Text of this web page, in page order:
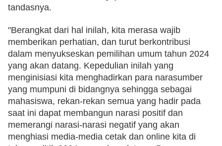
tandasnya.
"Berangkat dari hal inilah, kita merasa wajib
memberikan perhatian, dan turut berkontribusi
dalam menyukseskan pemilihan umum tahun 2024
yang akan datang. Kepedulian inilah yang
menginisiasi kita menghadirkan para narasumber
yang mumpuni di bidangnya sehingga sebagai
mahasiswa, rekan-rekan semua yang hadir pada
saat ini dapat membangun narasi positif dan
memerangi narasi-narasi negatif yang akan
menghiasi media-media cetak dan online kita di